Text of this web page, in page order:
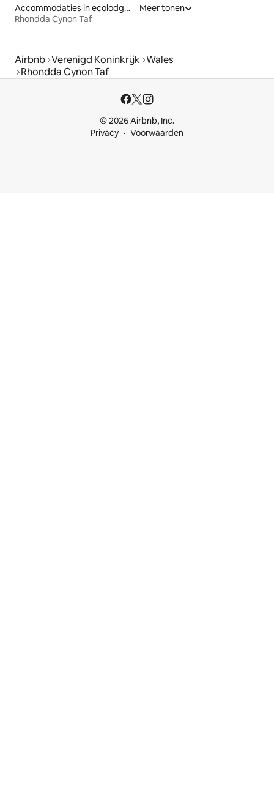
Accommodaties in ecolodges
Rhondda Cynon Taf
Meer tonen
Airbnb Verenigd Koninkrijk Wales
Rhondda Cynon Taf
© 2026 Airbnb, Inc.
Privacy
Voorwaarden